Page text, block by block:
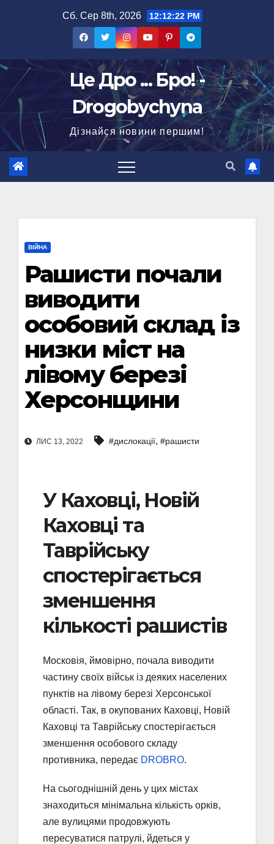
Сб. Сер 8th, 2026 12:12:23 PM
Це Дро ... Бро! -
Drogobychyna
Дізнайся новини першим!
ВІЙНА
Рашисти почали
виводити
особовий склад із
низки міст на
лівому березі
Херсонщини
ЛИС 13, 2022 #дислокації, #рашисти
У Каховці, Новій
Каховці та
Таврійську
спостерігається
зменшення
кількості рашистів
Московія, ймовірно, почала виводити
частину своїх військ із деяких населених
пунктів на лівому березі Херсонської
області. Так, в окупованих Каховці, Новій
Каховці та Таврійську спостерігається
зменшення особового складу
противника, передає DROBRO.
На сьогоднішній день у цих містах
знаходиться мінімальна кількість орків,
але вулицями продовжують
пересуватися патрулі, йдеться у